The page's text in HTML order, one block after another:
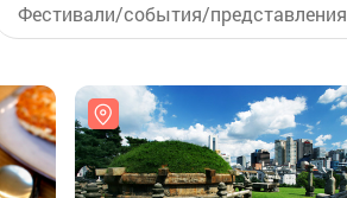
Фестивали/события/представления